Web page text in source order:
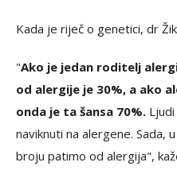
Kada je riječ o genetici, dr
"Ako je jedan roditelj
od alergije je 30%, a ako
onda je ta šansa 70%.
naviknuti na alergene. Sada,
broju patimo od alergija",